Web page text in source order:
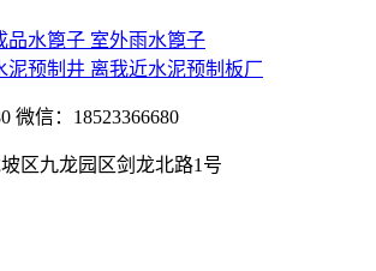
品水篦子 室外雨水篦子
泥预制井 离我近水泥预制板厂
微信：18523366680
区九龙园区剑龙北路1号